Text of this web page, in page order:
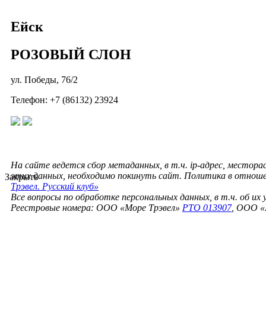
Ейск
РОЗОВЫЙ СЛОН
ул. Победы, 76/2
Телефон: +7 (86132) 23924
На сайте ведется сбор метаданных, в т.ч. ip-адрес,
этих данных, необходимо покинуть сайт. Политика в
Трэвел. Русский клуб»
Все вопросы по обработке персональных данных, в т.ч. об их
Реестровые номера: ООО «Море Трэвел» РТО 013907, ООО
Закрыть